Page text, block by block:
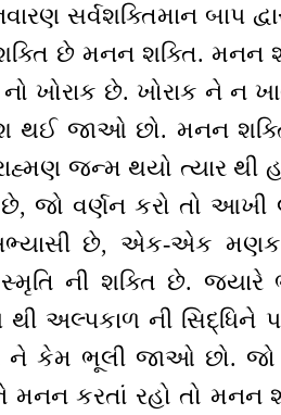
સર્વશક્તિમાન બાપ
છે મનન શક્તિ. મનન
ખોરાક છે. ખોરાક ને ન
થઈ જાઓ છો. મનન
જન્મ થયો ત્યાર થી
છે, જો વર્ણન કરો તો આખી
અભ્યાસી છે, એક-એક
ની શક્તિ છે. જ્યારે
અલ્પકાળ ની સિદ્ધિને
ને કેમ ભૂલી જાઓ છો. જો
મનન કરતાં રહો તો મનન